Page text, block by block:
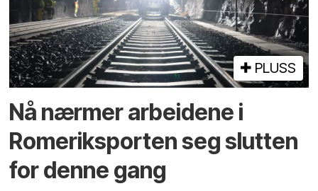
PLUSS
Nå nærmer arbeidene i
Romeriksporten seg slutten
for denne gang